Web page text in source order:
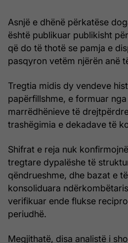
Asnjë e dhënë përkatëse
është publikuar publikisht
që do të thotë se pamja e
pasqyron vetëm njërën anë
Tregtia midis dy vendeve
papërfillshme, e formuar
marrëdhënieve të
trashëgimia e dekadave të
Shifrat e reja nuk
tregtare dypalëshe të
qëndrueshme, dhe bazat e
konsoliduara
verifikuar ende flukse
periudhë.
Megjithatë, disa analistë i